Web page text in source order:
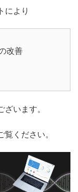
により
改善
います。
ください。